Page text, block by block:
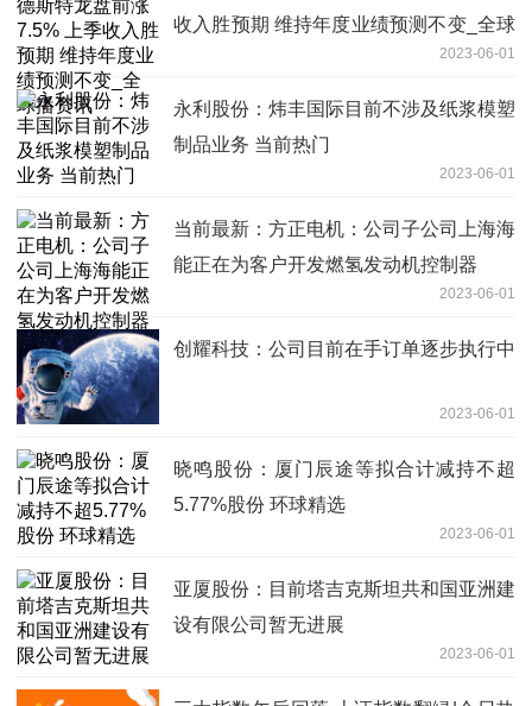
收入胜预期 维持年度业绩预测不变_全球
2023-06-01
永利股份：炜丰国际目前不涉及纸浆模塑
制品业务 当前热门
2023-06-01
当前最新：方正电机：公司子公司上海海
能正在为客户开发燃氢发动机控制器
2023-06-01
创耀科技：公司目前在手订单逐步执行中
2023-06-01
晓鸣股份：厦门辰途等拟合计减持不超
5.77%股份 环球精选
2023-06-01
亚厦股份：目前塔吉克斯坦共和国亚洲建
设有限公司暂无进展
2023-06-01